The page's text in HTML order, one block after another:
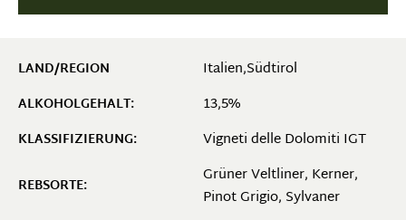
LAND/REGION Italien,Südtirol
ALKOHOLGEHALT: 13,5%
KLASSIFIZIERUNG: Vigneti delle Dolomiti IGT
REBSORTE: Grüner Veltliner, Kerner,
Pinot Grigio, Sylvaner